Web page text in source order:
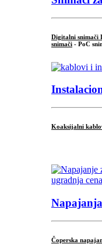
Digitalni snimači
snimači - PoC
Koaksijalni
Čoperska